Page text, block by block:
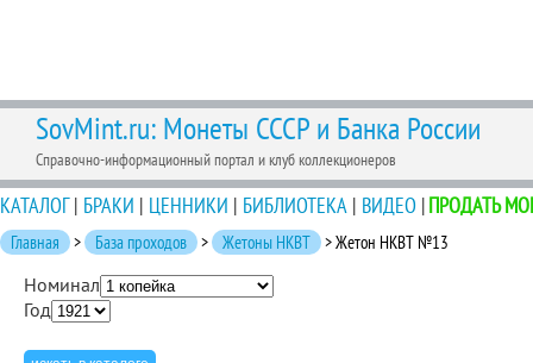
SovMint.ru: Монеты СССР и Банка России
Справочно-информационный портал и клуб коллекционеров
КАТАЛОГ| БРАКИ | ЦЕННИКИ | БИБЛИОТЕКА | ВИДЕО |ПРОДАТЬ
Главная > База проходов > Жетоны НКВТ > Жетон НКВТ №13
Номинал
Год